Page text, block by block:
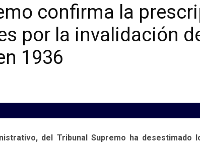
confirma la
por la invalidación
1936
del Tribunal Supremo ha desestimado